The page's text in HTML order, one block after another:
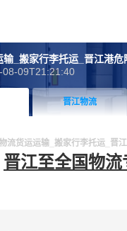
输_搬家行李托运_晋江港危
08-09T21:21:40
晋江物流
流货运运输_搬家行李托运_晋
晋江至全国物流